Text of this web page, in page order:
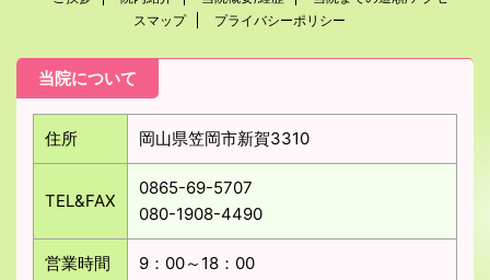
スマップ
プライバシーポリシー
当院について
住所 岡山県笠岡市新賀3310
TEL&FAX
0865-69-5707
080-1908-4490
営業時間 9：00～18：00